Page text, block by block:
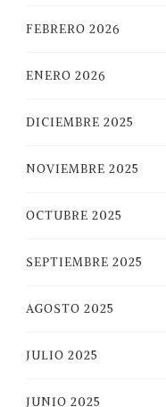
FEBRERO 2026
ENERO 2026
DICIEMBRE 2025
NOVIEMBRE 2025
OCTUBRE 2025
SEPTIEMBRE 2025
AGOSTO 2025
JULIO 2025
JUNIO 2025